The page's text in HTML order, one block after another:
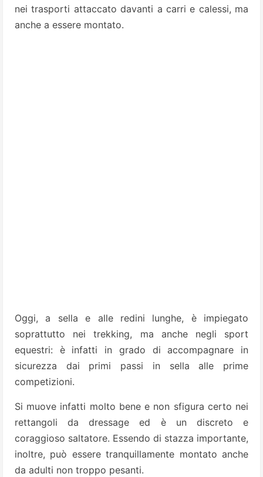
nei trasporti attaccato davanti a carri e calessi, ma
anche a essere montato.
Oggi, a sella e alle redini lunghe, è impiegato
soprattutto nei trekking, ma anche negli sport
equestri: è infatti in grado di accompagnare in
sicurezza dai primi passi in sella alle prime
competizioni.
Si muove infatti molto bene e non sfigura certo nei
rettangoli da dressage ed è un discreto e
coraggioso saltatore. Essendo di stazza importante,
inoltre, può essere tranquillamente montato anche
da adulti non troppo pesanti.